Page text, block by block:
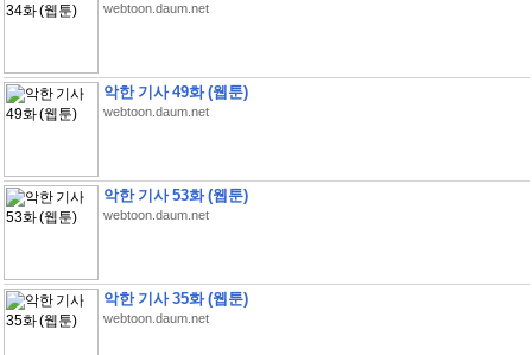
webtoon.daum.net
악한 기사 49화 (웹툰)
webtoon.daum.net
악한 기사 53화 (웹툰)
webtoon.daum.net
악한 기사 35화 (웹툰)
webtoon.daum.net